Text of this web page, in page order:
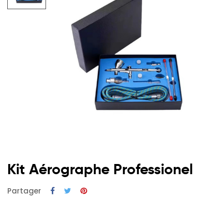
Kit Aérographe Professionel
Partager